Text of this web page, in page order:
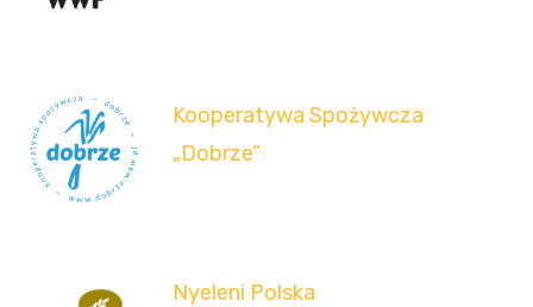
Kooperatywa Spożywcza
„Dobrze”
Nyeleni Polska